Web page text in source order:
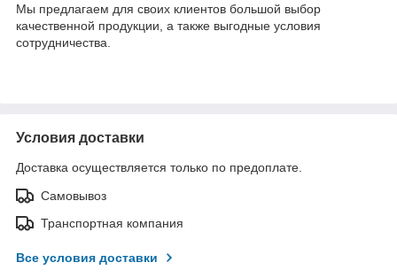
Мы предлагаем для своих клиентов большой выбор
качественной продукции, а также выгодные условия
сотрудничества.
Условия доставки
Доставка осуществляется только по предоплате.
Самовывоз
Транспортная компания
Все условия доставки